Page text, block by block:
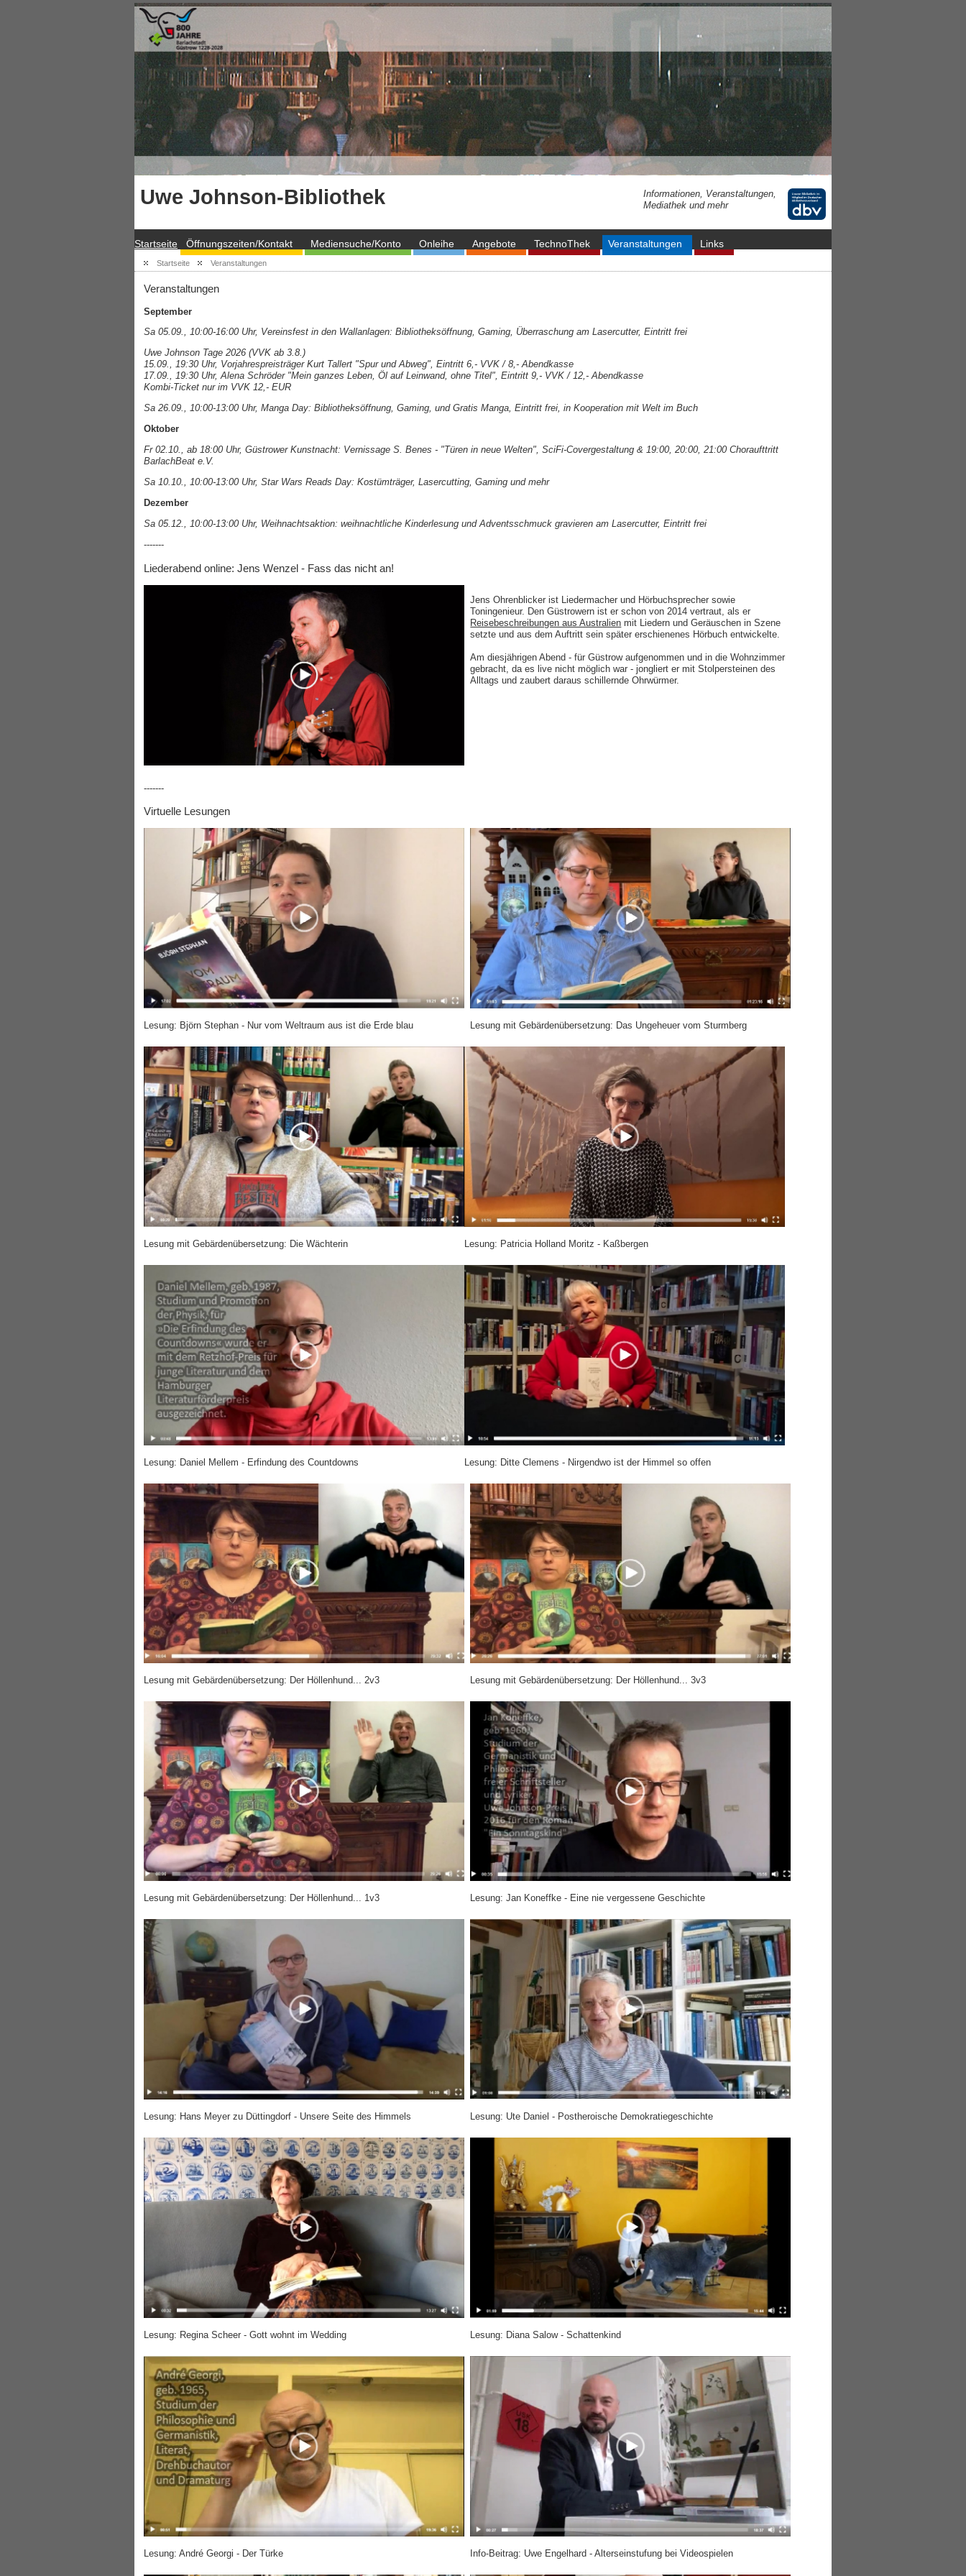
Uwe Johnson-Bibliothek
Informationen, Veranstaltungen,
Mediathek und mehr
Startseite Öffnungszeiten/Kontakt Mediensuche/Konto Onleihe Angebote TechnoThek Veranstaltungen Links
Startseite Veranstaltungen
Veranstaltungen
September
Sa 05.09., 10:00-16:00 Uhr, Vereinsfest in den Wallanlagen: Bibliotheksöffnung, Gaming, Überraschung am Lasercutter, Eintritt frei
Uwe Johnson Tage 2026 (VVK ab 3.8.)
15.09., 19:30 Uhr, Vorjahrespreisträger Kurt Tallert "Spur und Abweg", Eintritt 6,- VVK / 8,- Abendkasse
17.09., 19:30 Uhr, Alena Schröder "Mein ganzes Leben, Öl auf Leinwand, ohne Titel", Eintritt 9,- VVK / 12,- Abendkasse
Kombi-Ticket nur im VVK 12,- EUR
Sa 26.09., 10:00-13:00 Uhr, Manga Day: Bibliotheksöffnung, Gaming, und Gratis Manga, Eintritt frei, in Kooperation mit Welt im Buch
Oktober
Fr 02.10., ab 18:00 Uhr, Güstrower Kunstnacht: Vernissage S. Benes - "Türen in neue Welten", SciFi-Covergestaltung & 19:00, 20:00, 21:00 Choraufttritt
BarlachBeat e.V.
Sa 10.10., 10:00-13:00 Uhr, Star Wars Reads Day: Kostümträger, Lasercutting, Gaming und mehr
Dezember
Sa 05.12., 10:00-13:00 Uhr, Weihnachtsaktion: weihnachtliche Kinderlesung und Adventsschmuck gravieren am Lasercutter, Eintritt frei
-------
Liederabend online: Jens Wenzel - Fass das nicht an!
Jens Ohrenblicker ist Liedermacher und Hörbuchsprecher sowie
Toningenieur. Den Güstrowern ist er schon von 2014 vertraut, als er
Reisebeschreibungen aus Australien mit Liedern und Geräuschen in Szene
setzte und aus dem Auftritt sein später erschienenes Hörbuch entwickelte.
Am diesjährigen Abend - für Güstrow aufgenommen und in die Wohnzimmer
gebracht, da es live nicht möglich war - jongliert er mit Stolpersteinen des
Alltags und zaubert daraus schillernde Ohrwürmer.
-------
Virtuelle Lesungen
Lesung: Björn Stephan - Nur vom Weltraum aus ist die Erde blau Lesung mit Gebärdenübersetzung: Das Ungeheuer vom Sturmberg
Lesung mit Gebärdenübersetzung: Die Wächterin Lesung: Patricia Holland Moritz - Kaßbergen
Lesung: Daniel Mellem - Erfindung des Countdowns Lesung: Ditte Clemens - Nirgendwo ist der Himmel so offen
Lesung mit Gebärdenübersetzung: Der Höllenhund... 2v3 Lesung mit Gebärdenübersetzung: Der Höllenhund... 3v3
Lesung mit Gebärdenübersetzung: Der Höllenhund... 1v3 Lesung: Jan Koneffke - Eine nie vergessene Geschichte
Lesung: Hans Meyer zu Düttingdorf - Unsere Seite des Himmels Lesung: Ute Daniel - Postheroische Demokratiegeschichte
Lesung: Regina Scheer - Gott wohnt im Wedding Lesung: Diana Salow - Schattenkind
Lesung: André Georgi - Der Türke Info-Beitrag: Uwe Engelhard - Alterseinstufung bei Videospielen